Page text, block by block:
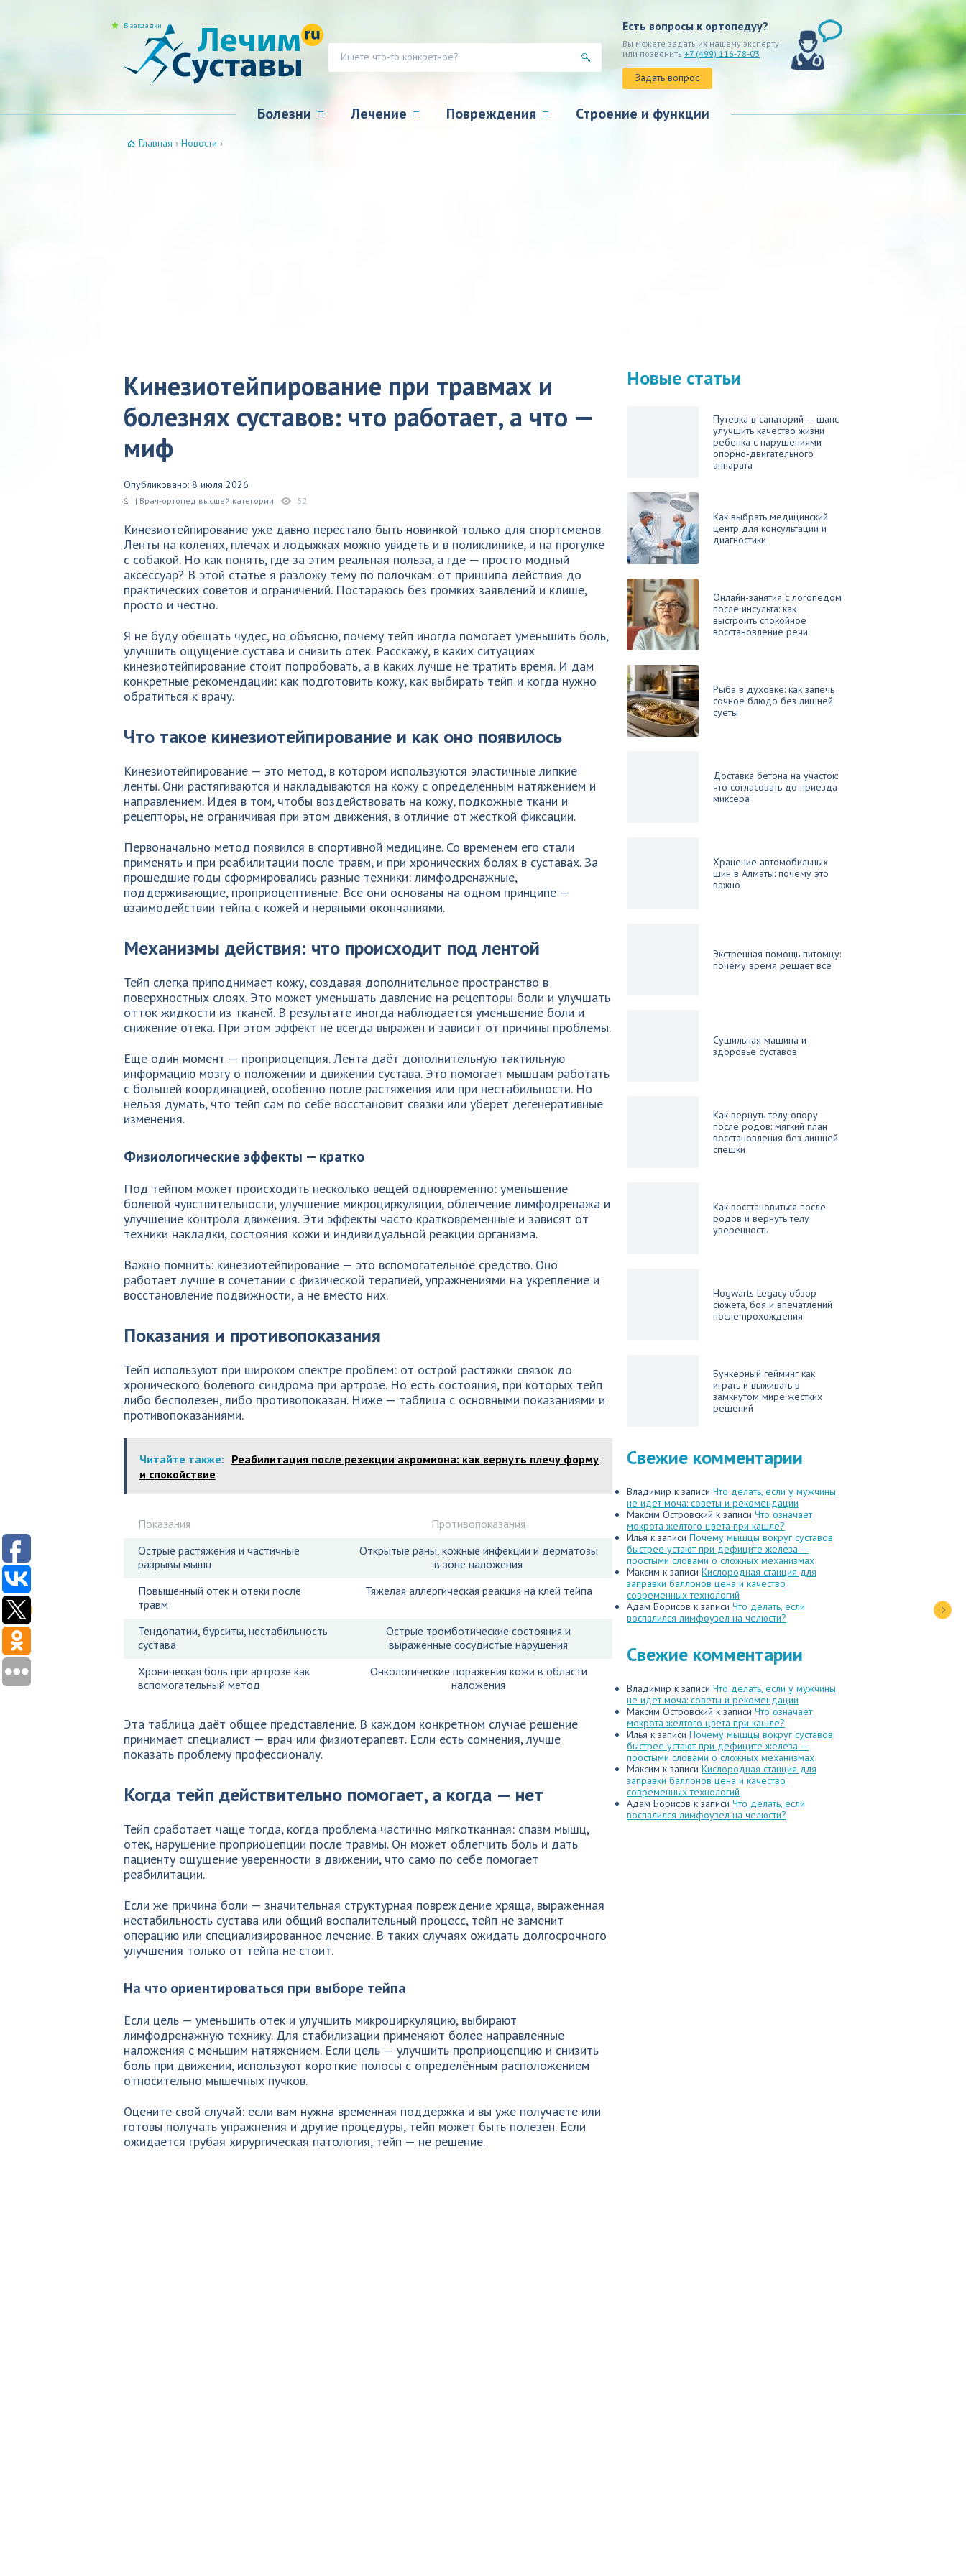
Есть вопросы к ортопедуу?
Вы можете задать их нашему эксперту
или позвонить +7 (499) 116-78-03
Задать вопрос
Болезни Лечение Повреждения Строение и функции
В закладки
Главная › Новости ›
Кинезиотейпирование при травмах и
болезнях суставов: что работает, а что —
миф
Опубликовано: 8 июля 2026
| Врач-ортопед высшей категории 52
Кинезиотейпирование уже давно перестало быть новинкой только для спортсменов.
Ленты на коленях, плечах и лодыжках можно увидеть и в поликлинике, и на прогулке
с собакой. Но как понять, где за этим реальная польза, а где — просто модный
аксессуар? В этой статье я разложу тему по полочкам: от принципа действия до
практических советов и ограничений. Постараюсь без громких заявлений и клише,
просто и честно.
Я не буду обещать чудес, но объясню, почему тейп иногда помогает уменьшить боль,
улучшить ощущение сустава и снизить отек. Расскажу, в каких ситуациях
кинезиотейпирование стоит попробовать, а в каких лучше не тратить время. И дам
конкретные рекомендации: как подготовить кожу, как выбирать тейп и когда нужно
обратиться к врачу.
Что такое кинезиотейпирование и как оно появилось
Кинезиотейпирование — это метод, в котором используются эластичные липкие
ленты. Они растягиваются и накладываются на кожу с определенным натяжением и
направлением. Идея в том, чтобы воздействовать на кожу, подкожные ткани и
рецепторы, не ограничивая при этом движения, в отличие от жесткой фиксации.
Первоначально метод появился в спортивной медицине. Со временем его стали
применять и при реабилитации после травм, и при хронических болях в суставах. За
прошедшие годы сформировались разные техники: лимфодренажные,
поддерживающие, проприоцептивные. Все они основаны на одном принципе —
взаимодействии тейпа с кожей и нервными окончаниями.
Механизмы действия: что происходит под лентой
Тейп слегка приподнимает кожу, создавая дополнительное пространство в
поверхностных слоях. Это может уменьшать давление на рецепторы боли и улучшать
отток жидкости из тканей. В результате иногда наблюдается уменьшение боли и
снижение отека. При этом эффект не всегда выражен и зависит от причины проблемы.
Еще один момент — проприоцепция. Лента даёт дополнительную тактильную
информацию мозгу о положении и движении сустава. Это помогает мышцам работать
с большей координацией, особенно после растяжения или при нестабильности. Но
нельзя думать, что тейп сам по себе восстановит связки или уберет дегенеративные
изменения.
Физиологические эффекты — кратко
Под тейпом может происходить несколько вещей одновременно: уменьшение
болевой чувствительности, улучшение микроциркуляции, облегчение лимфодренажа и
улучшение контроля движения. Эти эффекты часто кратковременные и зависят от
техники накладки, состояния кожи и индивидуальной реакции организма.
Важно помнить: кинезиотейпирование — это вспомогательное средство. Оно
работает лучше в сочетании с физической терапией, упражнениями на укрепление и
восстановление подвижности, а не вместо них.
Показания и противопоказания
Тейп используют при широком спектре проблем: от острой растяжки связок до
хронического болевого синдрома при артрозе. Но есть состояния, при которых тейп
либо бесполезен, либо противопоказан. Ниже — таблица с основными показаниями и
противопоказаниями.
Читайте также: Реабилитация после резекции акромиона: как вернуть плечу форму
и спокойствие
Показания
Противопоказания
Острые растяжения и частичные
разрывы мышц
Открытые раны, кожные инфекции и дерматозы
в зоне наложения
Повышенный отек и отеки после
травм
Тяжелая аллергическая реакция на клей тейпа
Тендопатии, бурситы, нестабильность
сустава
Острые тромботические состояния и
выраженные сосудистые нарушения
Хроническая боль при артрозе как
вспомогательный метод
Онкологические поражения кожи в области
наложения
Эта таблица даёт общее представление. В каждом конкретном случае решение
принимает специалист — врач или физиотерапевт. Если есть сомнения, лучше
показать проблему профессионалу.
Когда тейп действительно помогает, а когда — нет
Тейп сработает чаще тогда, когда проблема частично мягкотканная: спазм мышц,
отек, нарушение проприоцепции после травмы. Он может облегчить боль и дать
пациенту ощущение уверенности в движении, что само по себе помогает
реабилитации.
Если же причина боли — значительная структурная повреждение хряща, выраженная
нестабильность сустава или общий воспалительный процесс, тейп не заменит
операцию или специализированное лечение. В таких случаях ожидать долгосрочного
улучшения только от тейпа не стоит.
На что ориентироваться при выборе тейпа
Если цель — уменьшить отек и улучшить микроциркуляцию, выбирают
лимфодренажную технику. Для стабилизации применяют более направленные
наложения с меньшим натяжением. Если цель — улучшить проприоцепцию и снизить
боль при движении, используют короткие полосы с определённым расположением
относительно мышечных пучков.
Оцените свой случай: если вам нужна временная поддержка и вы уже получаете или
готовы получать упражнения и другие процедуры, тейп может быть полезен. Если
ожидается грубая хирургическая патология, тейп — не решение.
Новые статьи
Путевка в санаторий — шанс
улучшить качество жизни
ребенка с нарушениями
опорно‑двигательного
аппарата
Как выбрать медицинский
центр для консультации и
диагностики
Онлайн-занятия с логопедом
после инсульта: как
выстроить спокойное
восстановление речи
Рыба в духовке: как запечь
сочное блюдо без лишней
суеты
Доставка бетона на участок:
что согласовать до приезда
миксера
Хранение автомобильных
шин в Алматы: почему это
важно
Экстренная помощь питомцу:
почему время решает всё
Сушильная машина и
здоровье суставов
Как вернуть телу опору
после родов: мягкий план
восстановления без лишней
спешки
Как восстановиться после
родов и вернуть телу
уверенность
Hogwarts Legacy обзор
сюжета, боя и впечатлений
после прохождения
Бункерный гейминг как
играть и выживать в
замкнутом мире жестких
решений
Свежие комментарии
Владимир к записи Что делать, если у мужчины
не идет моча: советы и рекомендации
Максим Островский к записи Что означает
мокрота желтого цвета при кашле?
Илья к записи Почему мышцы вокруг суставов
быстрее устают при дефиците железа —
простыми словами о сложных механизмах
Максим к записи Кислородная станция для
заправки баллонов цена и качество
современных технологий
Адам Борисов к записи Что делать, если
воспалился лимфоузел на челюсти?
Свежие комментарии
Владимир к записи Что делать, если у мужчины
не идет моча: советы и рекомендации
Максим Островский к записи Что означает
мокрота желтого цвета при кашле?
Илья к записи Почему мышцы вокруг суставов
быстрее устают при дефиците железа —
простыми словами о сложных механизмах
Максим к записи Кислородная станция для
заправки баллонов цена и качество
современных технологий
Адам Борисов к записи Что делать, если
воспалился лимфоузел на челюсти?